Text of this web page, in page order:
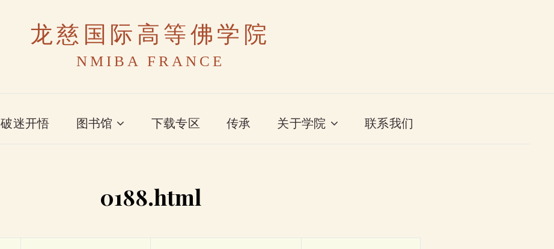
龙慈国际高等佛学院
NMIBA FRANCE
破迷开悟 图书馆 下载专区 传承 关于学院 联系我们
0188.html